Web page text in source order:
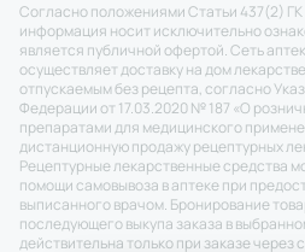
Согласно положениями Статьи 437(2)
информация носит исключительно
является публичной офертой. Сеть
осуществляет доставку на дом
отпускаемым без рецепта, согласно
Федерации от 17.03.2020 № 187 «О
препаратами для медицинского
дистанционную продажу рецептурных
Рецептурные лекарственные средства
помощи самовывоза в аптеке при
выписанного врачом. Бронирование
последующего выкупа заказа в
действительна только при заказе через